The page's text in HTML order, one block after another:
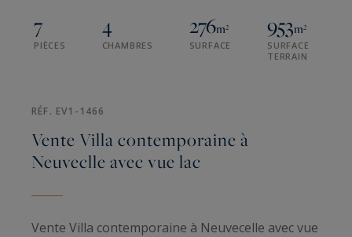
7
PIÈCES
4
CHAMBRES
276m²
SURFACE
953m²
SURFACE
TERRAIN
RÉF. EV1-1466
Vente Villa contemporaine à
Neuveclle avec vue lac
Vente Villa contemporaine à Neuvecelle avec vue